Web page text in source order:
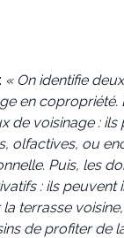
: « On identifie
en copropriété.
de voisinage : ils
olfactives, ou
Puis, les
: ils peuvent
la terrasse
de profiter de